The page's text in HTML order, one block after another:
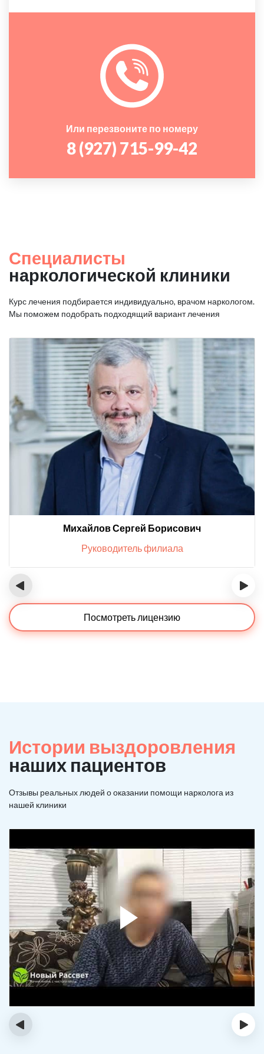
Или перезвоните по номеру
8 (927) 715-99-42
Специалисты
наркологической клиники
Курс лечения подбирается индивидуально, врачом наркологом.
Мы поможем подобрать подходящий вариант лечения
Михайлов Сергей Борисович
Руководитель филиала
‹ ›
Посмотреть лицензию
Истории выздоровления
наших пациентов
Отзывы реальных людей о оказании помощи нарколога из
нашей клиники
‹ ›